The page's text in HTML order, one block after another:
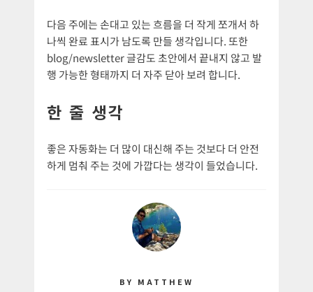
다음 주에는 손대고 있는 흐름을 더 작게 쪼개서 하
나씩 완료 표시가 남도록 만들 생각입니다. 또한
blog/newsletter 글감도 초안에서 끝내지 않고 발
행 가능한 형태까지 더 자주 닫아 보려 합니다.
한 줄 생각
좋은 자동화는 더 많이 대신해 주는 것보다 더 안전
하게 멈춰 주는 것에 가깝다는 생각이 들었습니다.
BY MATTHEW